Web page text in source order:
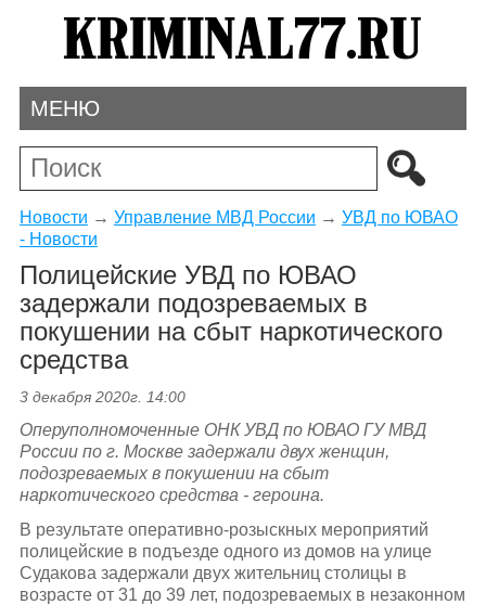
МЕНЮ
Новости → Управление МВД России → УВД по ЮВАО
- Новости
Полицейские УВД по ЮВАО
задержали подозреваемых в
покушении на сбыт наркотического
средства
3 декабря 2020г. 14:00
Оперуполномоченные ОНК УВД по ЮВАО ГУ МВД
России по г. Москве задержали двух женщин,
подозреваемых в покушении на сбыт
наркотического средства - героина.
В результате оперативно-розыскных мероприятий
полицейские в подъезде одного из домов на улице
Судакова задержали двух жительниц столицы в
возрасте от 31 до 39 лет, подозреваемых в незаконном